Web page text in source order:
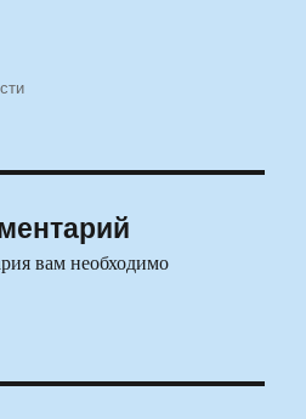
вам необходимо